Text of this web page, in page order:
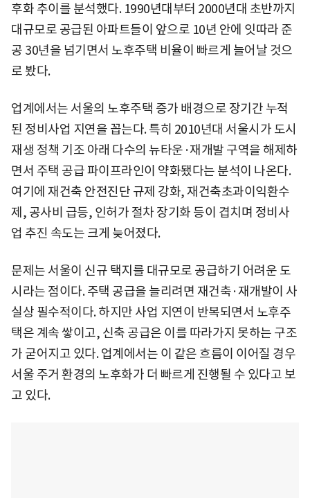
후화 추이를 분석했다. 1990년대부터 2000년대 초반까지
대규모로 공급된 아파트들이 앞으로 10년 안에 잇따라 준
공 30년을 넘기면서 노후주택 비율이 빠르게 늘어날 것으
로 봤다.
업계에서는 서울의 노후주택 증가 배경으로 장기간 누적
된 정비사업 지연을 꼽는다. 특히 2010년대 서울시가 도시
재생 정책 기조 아래 다수의 뉴타운·재개발 구역을 해제하
면서 주택 공급 파이프라인이 약화됐다는 분석이 나온다.
여기에 재건축 안전진단 규제 강화, 재건축초과이익환수
제, 공사비 급등, 인허가 절차 장기화 등이 겹치며 정비사
업 추진 속도는 크게 늦어졌다.
문제는 서울이 신규 택지를 대규모로 공급하기 어려운 도
시라는 점이다. 주택 공급을 늘리려면 재건축·재개발이 사
실상 필수적이다. 하지만 사업 지연이 반복되면서 노후주
택은 계속 쌓이고, 신축 공급은 이를 따라가지 못하는 구조
가 굳어지고 있다. 업계에서는 이 같은 흐름이 이어질 경우
서울 주거 환경의 노후화가 더 빠르게 진행될 수 있다고 보
고 있다.